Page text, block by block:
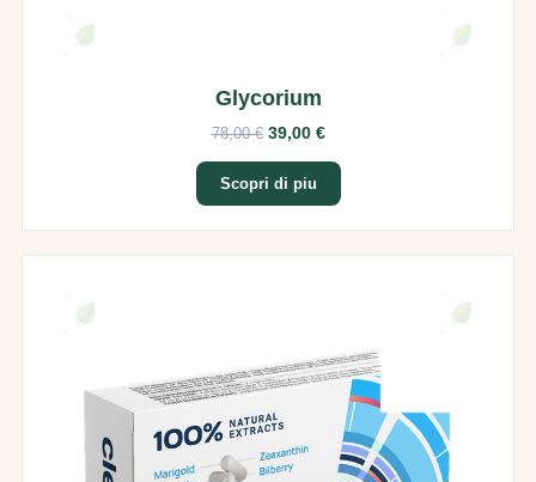
Glycorium
78,00 €39,00 €
Scopri di piu